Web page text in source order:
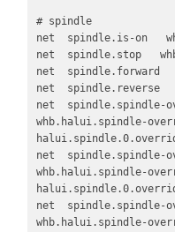
# spindle
net  spindle.is-on
net  spindle.stop
net  spindle.forward
net  spindle.reverse
net  spindle.spindle-
whb.halui.spindle-
net  spindle.spindle-
whb.halui.spindle-
net  spindle.spindle-
whb.halui.spindle-